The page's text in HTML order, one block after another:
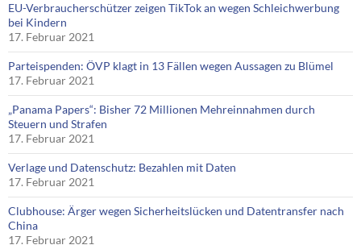
EU-Verbraucherschützer zeigen TikTok an wegen Schleichwerbung
bei Kindern
17. Februar 2021
Parteispenden: ÖVP klagt in 13 Fällen wegen Aussagen zu Blümel
17. Februar 2021
„Panama Papers“: Bisher 72 Millionen Mehreinnahmen durch
Steuern und Strafen
17. Februar 2021
Verlage und Datenschutz: Bezahlen mit Daten
17. Februar 2021
Clubhouse: Ärger wegen Sicherheitslücken und Datentransfer nach
China
17. Februar 2021